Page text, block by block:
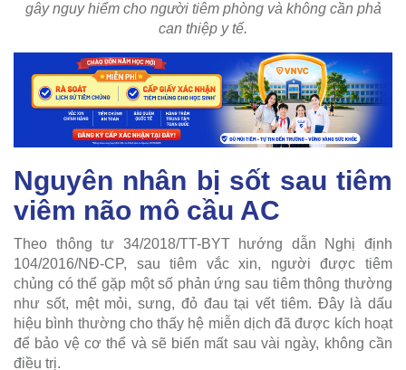
gây nguy hiểm cho người tiêm phòng và không cần phả
can thiệp y tế.
Nguyên nhân bị sốt sau tiêm
viêm não mô cầu AC
Theo thông tư 34/2018/TT-BYT hướng dẫn Nghị định
104/2016/NĐ-CP, sau tiêm vắc xin, người được tiêm
chủng có thể gặp một số phản ứng sau tiêm thông thường
như sốt, mệt mỏi, sưng, đỏ đau tại vết tiêm. Đây là dấu
hiệu bình thường cho thấy hệ miễn dịch đã được kích hoạt
để bảo vệ cơ thể và sẽ biến mất sau vài ngày, không cần
điều trị.